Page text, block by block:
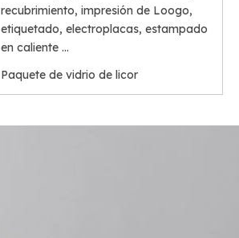
recubrimiento, impresión de Loogo,
etiquetado, electroplacas, estampado
en caliente ...
Paquete de vidrio de licor